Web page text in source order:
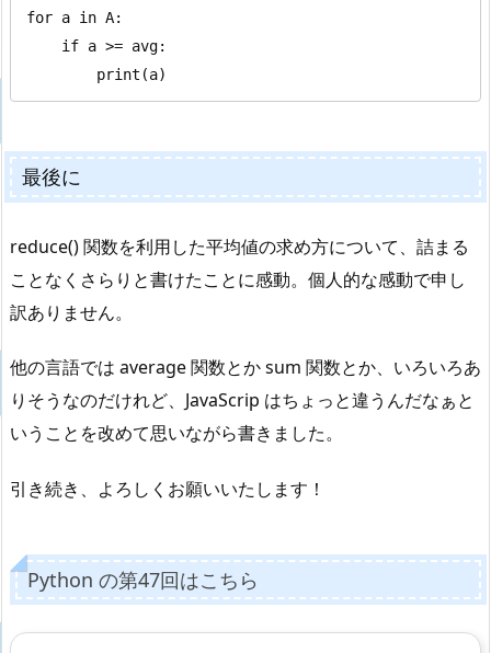
for a in A:
        print(a)
最後に
reduce() 関数を利用した平均値の求め方について、詰まる
ことなくさらりと書けたことに感動。個人的な感動で申し
訳ありません。
他の言語では average 関数とか sum 関数とか、いろいろあ
りそうなのだけれど、JavaScrip はちょっと違うんだなぁと
いうことを改めて思いながら書きました。
引き続き、よろしくお願いいたします！
Python の第47回はこちら